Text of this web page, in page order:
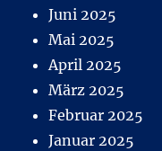
Juni 2025
Mai 2025
April 2025
März 2025
Februar 2025
Januar 2025